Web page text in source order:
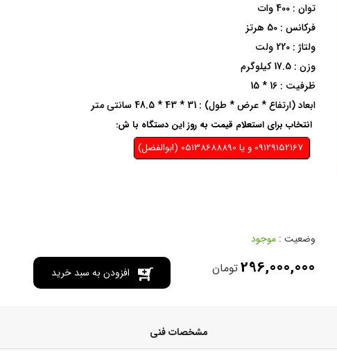
توان : 400 وات
فرکانس : 50 هرتز
ولتاژ : 220 ولت
وزن : 17.5 کیلوگرم
ظرفیت : 16 * 15
ابعاد (ارتفاع * عرض * طول) : 31 * 43 * 48.5 سانتی متر
انتخاب برای استعلام قیمت به روز این دستگاه با ش:
وضعیت : موجود
296,000,000تومان افزودن به سبد خرید
مشخصات فنی